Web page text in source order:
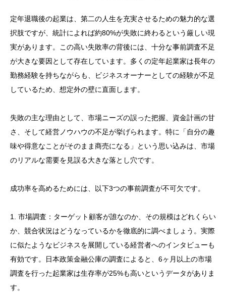
定年退職後の起業は、第二の人生を充実させるための魅力的な選
択肢ですが、統計によれば約80%が失敗に終わるという厳しい現
実があります。この高い失敗率の背後には、十分な事前調査不足
が大きな要因として存在しています。多くの定年起業家は長年の
勤務経験を持ちながらも、ビジネスオーナーとしての経験が不足
しているため、想定外の壁に直面します。
失敗の主な理由として、市場ニーズの誤った把握、資金計画の甘
さ、そして経営ノウハウの不足が挙げられます。特に「自分の趣
味や得意なことがそのまま商売になる」という思い込みは、市場
のリアルな需要を見誤る大きな落とし穴です。
成功率を高めるためには、以下3つの事前調査が不可欠です。
1. 市場調査：ターゲット顧客が誰なのか、その規模はどれくらい
か、競合状況はどうなっているかを徹底的に調べましょう。実際
に似たようなビジネスを展開している経営者へのインタビューも
有効です。日本政策金融公庫の調査によると、6ヶ月以上の市場
調査を行った起業家は生存率が25%も高いというデータがありま
す。